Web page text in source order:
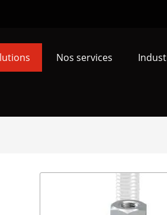
Nos services